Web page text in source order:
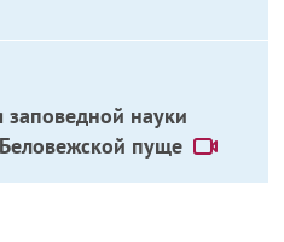
науки
пуще